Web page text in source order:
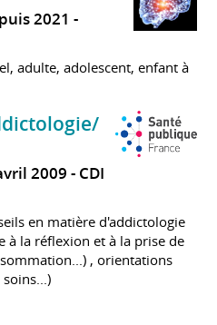
2021
adulte, adolescent, enfant à
2009 CDI
en matière d'addictologie
à la réflexion et à la prise de
, orientations